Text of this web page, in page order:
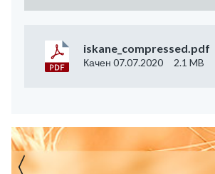
iskane_compressed.pdf
Качен 07.07.2020 2.1 MB